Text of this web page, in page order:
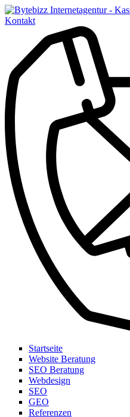
Kontakt
Startseite
Website Beratung
SEO Beratung
Webdesign
SEO
GEO
Referenzen